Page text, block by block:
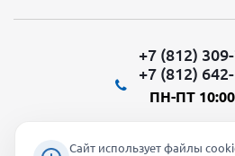
+7 (812)
+7 (812)
ПН-ПТ
Сайт использует файлы